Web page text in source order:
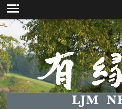
Skip
to
content